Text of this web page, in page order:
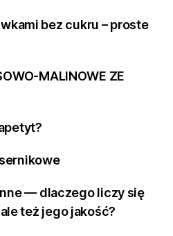
bez cukru – proste
MALINOWE ZE
— dlaczego liczy się
też jego jakość?